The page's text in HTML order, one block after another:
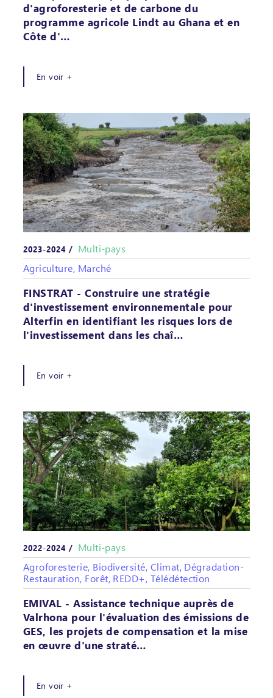
d'agroforesterie et de carbone du
programme agricole Lindt au Ghana et en
Côte d'…
En voir +
2023-2024 / Multi-pays
Agriculture, Marché
FINSTRAT - Construire une stratégie
d'investissement environnementale pour
Alterfin en identifiant les risques lors de
l'investissement dans les chaî…
En voir +
2022-2024 / Multi-pays
Agroforesterie, Biodiversité, Climat, Dégradation-
Restauration, Forêt, REDD+, Télédétection
EMIVAL - Assistance technique auprès de
Valrhona pour l'évaluation des émissions de
GES, les projets de compensation et la mise
en œuvre d'une straté…
En voir +